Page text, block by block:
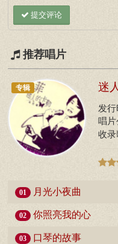
提交评论
推荐唱片
专辑 迷
发行
唱片
收录
01 月光小夜曲
02 你照亮我的心
03 口琴的故事